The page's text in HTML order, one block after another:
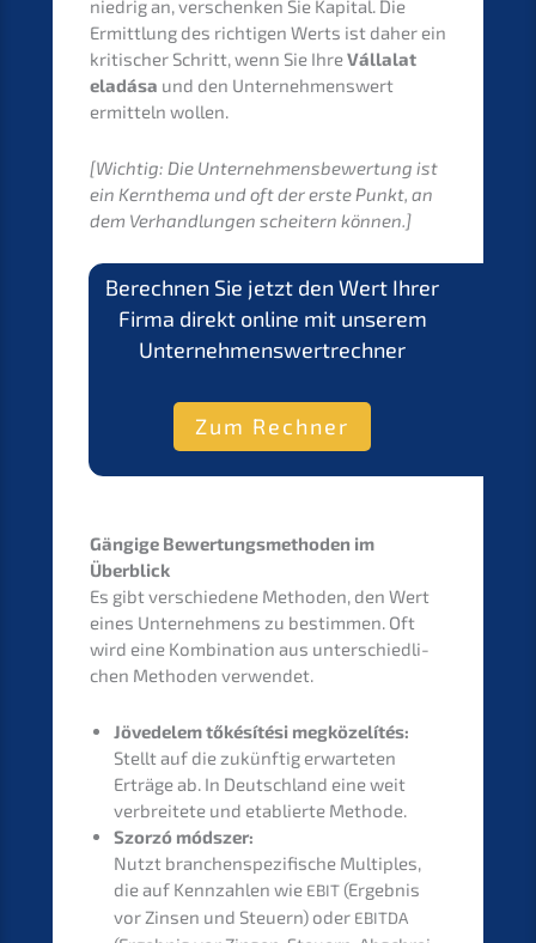
niedrig an, verschen­ken Sie Kapital. Die
Ermitt­lung des richti­gen Werts ist daher ein
kriti­scher Schritt, wenn Sie IhreVálla­lat
eladá­sa und den Unter­neh­mens­wert
ermit­teln wollen.
[Wichtig: Die Unter­neh­mens­be­wer­tung ist
ein Kernthe­ma und oft der erste Punkt, an
dem Verhand­lun­gen schei­tern können.]
Berech­nen Sie jetzt den Wert Ihrer
Firma direkt online mit unserem
Unternehmenswertrechner
Zum Rechner
Gängi­ge Bewer­tungs­me­tho­den im
Überblick
Es gibt verschie­de­ne Metho­den, den Wert
eines Unter­neh­mens zu bestim­men. Oft
wird eine Kombi­na­ti­on aus unter­schied­li­
chen Metho­den verwendet.
Jövede­lem tőkésí­té­si megkö­ze­lí­tés:
Stellt auf die zukünf­tig erwar­te­ten
Erträ­ge ab. In Deutsch­land eine weit
verbrei­te­te und etablier­te Methode.
Szorzó módszer:
Nutzt branchen­spe­zi­fi­sche Multi­ples,
die auf Kennzah­len wie EBIT (Ergeb­nis
vor Zinsen und Steuern) oder EBITDA